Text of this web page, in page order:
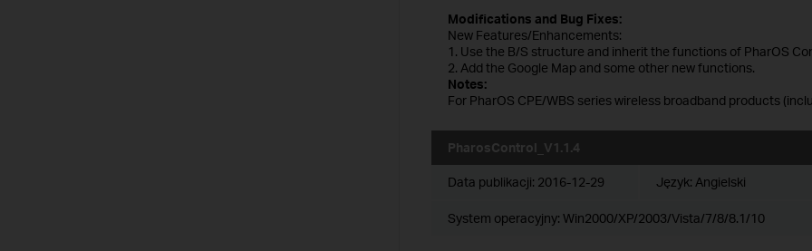
Modifications and Bug Fixes:
New Features/Enhancements:
1. Use the B/S structure and inherit the functions of PharOS
2. Add the Google Map and some other new functions.
Notes:
For PharOS CPE/WBS series wireless broadband products
PharosControl_V1.1.4
Data publikacji: 2016-12-29 Język: Angielski
System operacyjny: Win2000/XP/2003/Vista/7/8/8.1/10